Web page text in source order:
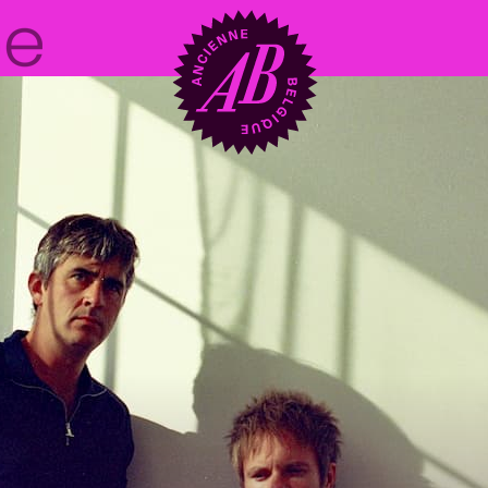
Zaalhuur
ABtv
Concertcheque